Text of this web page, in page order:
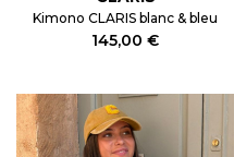
Kimono CLARIS blanc & bleu
145,00 €